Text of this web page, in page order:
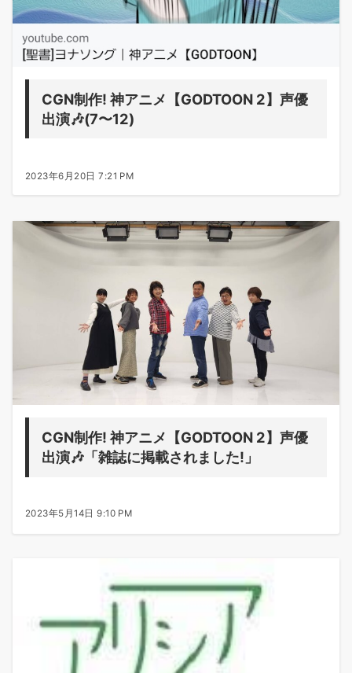
CGN制作! 神アニメ【GODTOON 2】声優
出演🎶(7〜12)
2023年6月20日 7:21 PM
CGN制作! 神アニメ【GODTOON 2】声優
出演🎶「雑誌に掲載されました!」
2023年5月14日 9:10 PM